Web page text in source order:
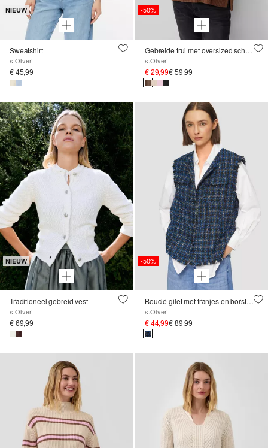
NIEUW
Sweatshirt
s.Oliver
€ 45,99
-50%
Gebreide trui met oversized schouders en zijsplit
s.Oliver
€ 29,99€ 59,99
NIEUW
Traditioneel gebreid vest
s.Oliver
€ 69,99
-50%
Bouclé gilet met franjes en borstzakken
s.Oliver
€ 44,99€ 89,99